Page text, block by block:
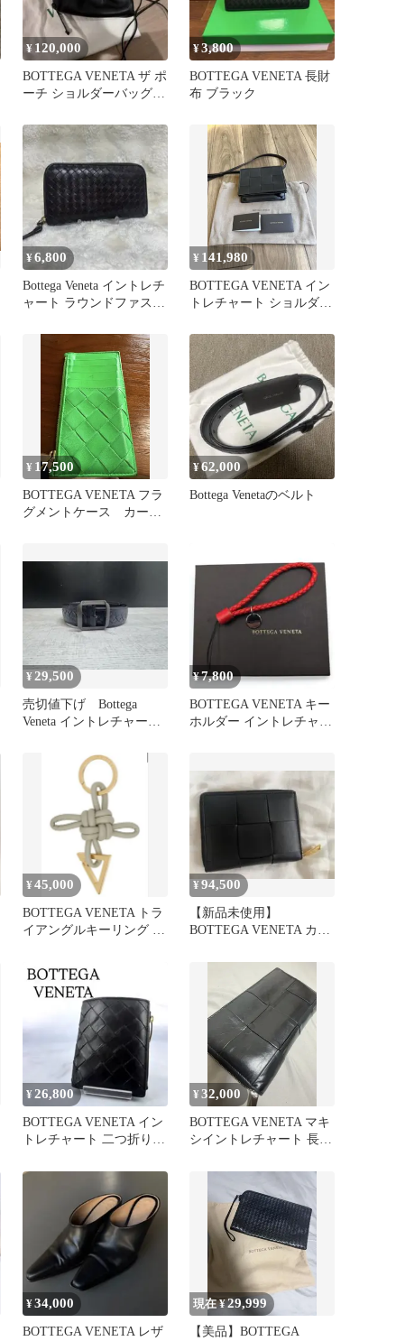
¥ 120,000
BOTTEGA VENETA ザ ポ
ーチ ショルダーバッグ
¥3,800
BOTTEGA VENETA 長財
布 ブラック
¥6,800
Bottega Veneta イントレチ
ャート ラウンドファスナ
¥ 141,980
BOTTEGA VENETA イン
トレチャート ショルダー
¥ 17,500
BOTTEGA VENETA フラ
グメントケース カード
¥62,000
Bottega Venetaのベルト
¥ 29,500
売切値下げ Bottega
Veneta イントレチャート
¥7,800
BOTTEGA VENETA キー
ホルダー イントレチャー
¥45,000
BOTTEGA VENETA トラ
イアングルキーリング グ
¥94,500
【新品未使用】
BOTTEGA VENETA カセ
ック
¥26,800
BOTTEGA VENETA イン
トレチャート 二つ折り財
¥32,000
BOTTEGA VENETA マキ
シイントレチャート 長財
¥34,000
BOTTEGA VENETA レザ
現在 ¥29,999
【美品】BOTTEGA